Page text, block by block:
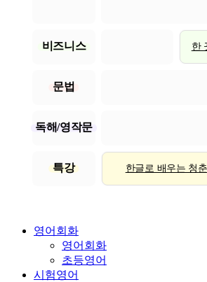
비즈니스 한
문법
독해/영작문
특강 한글로 배우는 청
영어회화
영어회화
초등영어
시험영어